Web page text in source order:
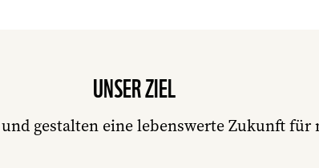
UNSER ZIEL
gestalten eine lebenswerte Zukunft für